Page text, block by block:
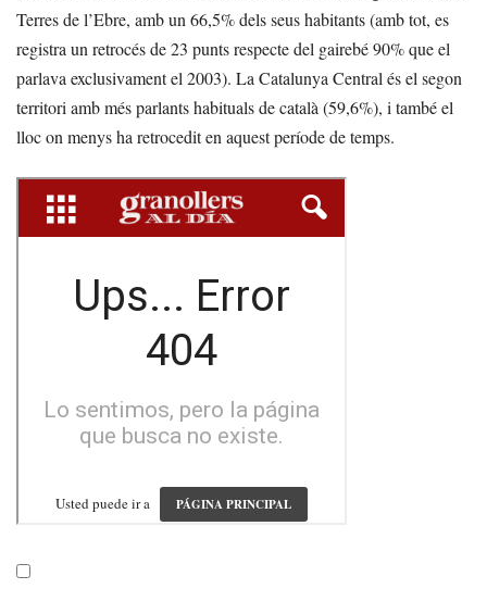
Terres de l’Ebre, amb un 66,5% dels seus habitants (amb tot, es
registra un retrocés de 23 punts respecte del gairebé 90% que el
parlava exclusivament el 2003). La Catalunya Central és el segon
territori amb més parlants habituals de català (59,6%), i també el
lloc on menys ha retrocedit en aquest període de temps.